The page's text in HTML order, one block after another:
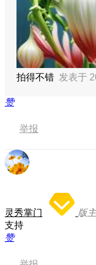
拍得不错 发表于
赞
举报
灵秀掌门 版主
支持
赞